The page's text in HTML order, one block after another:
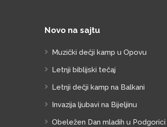
Novo na sajtu
Muzički dečji kamp u Opovu
Letnji biblijski tečaj
Letnji dečji kamp na Balkani
Invazija ljubavi na Bijeljinu
Obeležen Dan mladih u Podgorici